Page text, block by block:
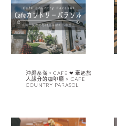
沖繩糸満。CAFE ❤︎ 牽起旅
人緣分的咖啡廳 × CAFE
COUNTRY PARASOL